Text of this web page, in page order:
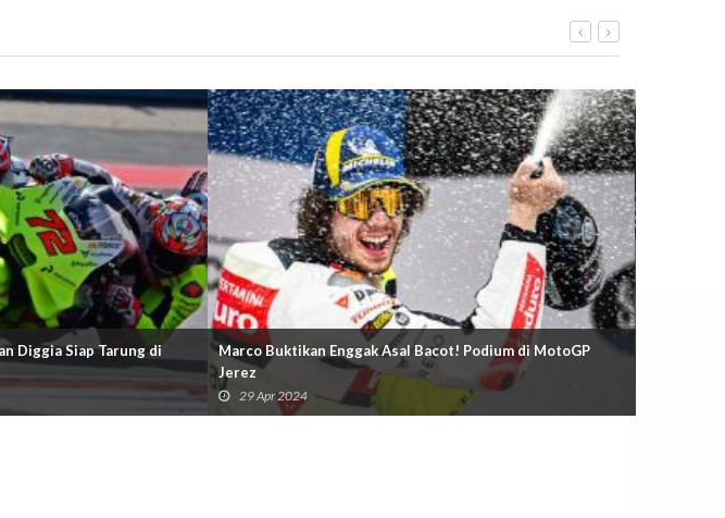
Diggia Siap Tarung di
Marco Buktikan Enggak Asal Bacot! Podium di MotoGP
Jerez
29 Apr 2024